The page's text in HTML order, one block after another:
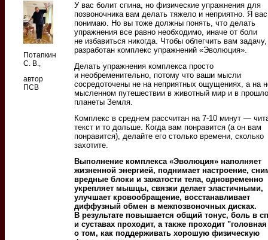
Потапкин
С. В.,
автор
ПСВ
У вас болит спина, но физические упражнения для
позвоночника вам делать тяжело и неприятно. Я
понимаю. Но вы тоже должны понять, что делать
упражнения все равно необходимо, иначе от боли
не избавиться никогда. Чтобы облегчить вам
разработан комплекс упражнений «Эволюция».
Делать упражнения комплекса просто
и необременительно, потому что ваши мысли
сосредоточены не на неприятных ощущениях, а на
мысленном путешествии в животный мир и в
планеты Земля.
Комплекс в среднем рассчитан на 7-10 минут —
текст и то дольше. Когда вам понравится (а он вам
понравится), делайте его столько времени, сколько
захотите.
Выполнение комплекса «Эволюция» наполняет
жизненной энергией, поднимает настроение,
вредные блоки и зажатости тела, одновременно
укрепляет мышцы, связки делает эластичными,
улучшает кровообращение, восстанавливает
диффузный обмен в межпозвоночных дисках.
В результате повышается общий тонус, боль в
и суставах проходит, а также проходит
о том, как поддерживать хорошую физическую